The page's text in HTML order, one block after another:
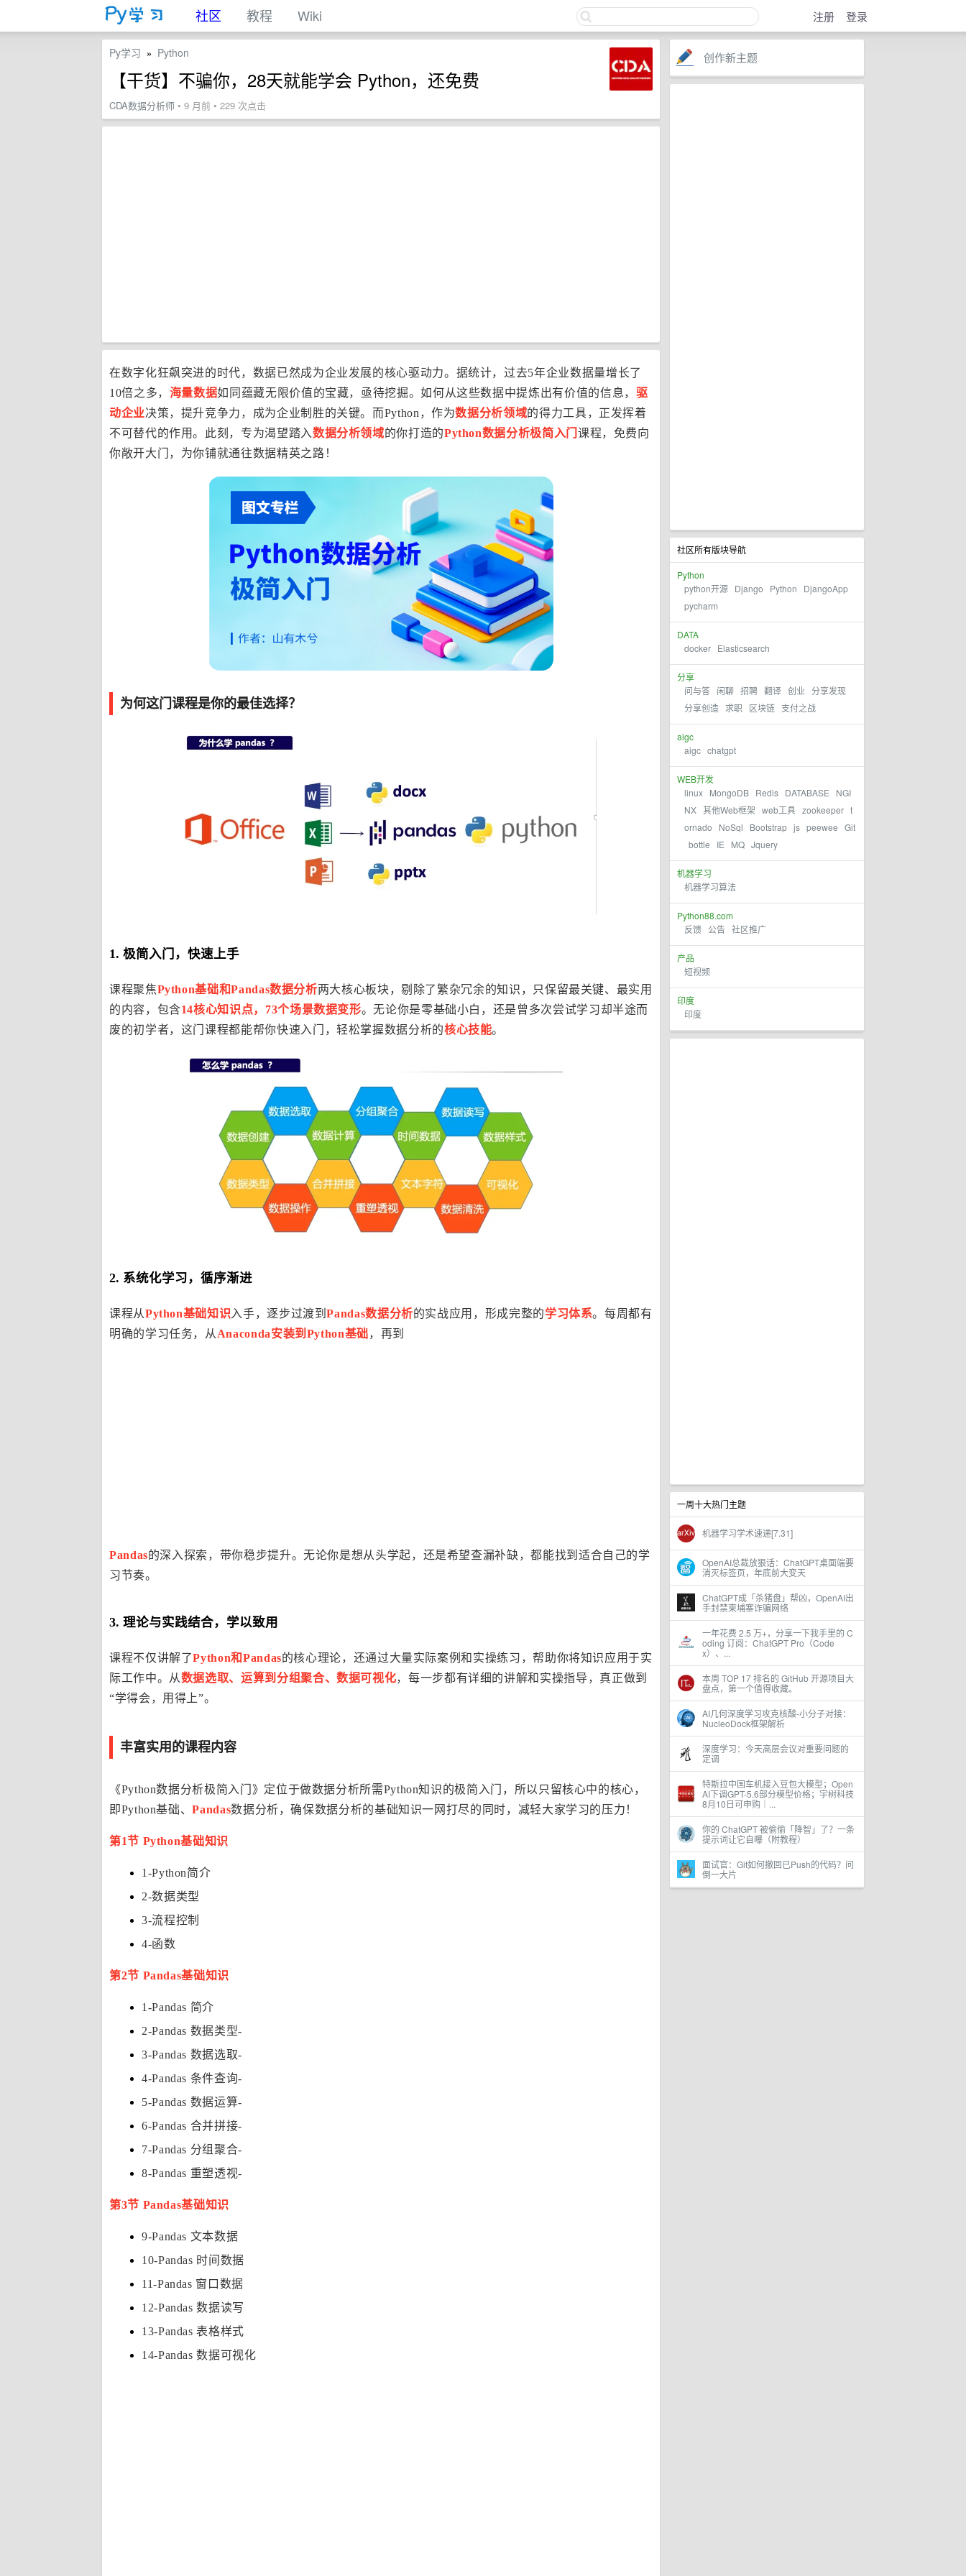
社区 教程 Wiki 注册 登录
创作新主题
社区所有版块导航
Python
python开源 Django Python
DjangoApp
pycharm
DATA
docker Elasticsearch
分享
问与答 闲聊 招聘 翻译 创业 分享发现
分享创造 求职 区块链 支付之战
aigc
aigc chatgpt
WEB开发
linux MongoDB Redis DATABASE
NGI
NX 其他Web框架 web工具 zookeeper t
ornado
NoSql Bootstrap js peewee Git
bottle
IE MQ Jquery
机器学习
机器学习算法
Python88.com
反馈 公告 社区推广
产品
短视频
印度
印度
一周十大热门主题
机器学习学术速递[7.31]
OpenAI总裁放狠话：ChatGPT桌面端要
消灭标签页，年底前大变天
ChatGPT成「杀猪盘」帮凶，OpenAI出
手封禁柬埔寨诈骗网络
一年花费 2.5 万+，分享一下我手里的 C
oding 订阅：ChatGPT Pro（Code
x）、...
本周 TOP 17 排名的 GitHub 开源项目大
盘点，第一个值得收藏。
AI几何深度学习攻克核酸-小分子对接：
NucleoDock框架解析
深度学习：今天高层会议对重要问题的
定调
特斯拉中国车机接入豆包大模型；Open
AI下调GPT-5.6部分模型价格；宇树科技
8月10日可申购｜...
你的 ChatGPT 被偷偷「降智」了？一条
提示词让它自曝（附教程）
面试官：Git如何撤回已Push的代码？问
倒一大片
Py学习 » Python
【干货】不骗你，28天就能学会 Python，还免费
CDA数据分析师 • 9 月前 • 229 次点击
在数字化狂飙突进的时代，数据已然成为企业发展的核心驱动力。据统计，过去5年企业数据量增长了
10倍之多， 海量数据如同蕴藏无限价值的宝藏，亟待挖掘。如何从这些数据中提炼出有价值的信息， 驱
动企业决策，提升竞争力，成为企业制胜的关键。而Python，作为数据分析领域的得力工具，正发挥着
不可替代的作用。此刻，专为渴望踏入数据分析领域的你打造的Python数据分析极简入门 课程，免费向
你敞开大门，为你铺就通往数据精英之路！
为何这门课程是你的最佳选择？
1. 极简入门，快速上手
课程聚焦Python基础和Pandas数据分析两大核心板块，剔除了繁杂冗余的知识，只保留最关键、最实用
的内容，包含14核心知识点，73个场景数据变形。无论你是零基础小白，还是曾多次尝试学习却半途而
废的初学者，这门课程都能帮你快速入门，轻松掌握数据分析的核心技能。
2. 系统化学习，循序渐进
课程从Python基础知识 入手，逐步过渡到Pandas数据分析的实战应用，形成完整的学习体系。每周都有
明确的学习任务，从 Anaconda安装到Python基础，再到
Pandas的深入探索，带你稳步提升。无论你是想从头学起，还是希望查漏补缺，都能找到适合自己的学
习节奏。
3. 理论与实践结合，学以致用
课程不仅讲解了Python和Pandas的核心理论，还通过大量实际案例和实操练习，帮助你将知识应用于实
际工作中。从数据选取、运算到分组聚合、数据可视化，每一步都有详细的讲解和实操指导，真正做到
“学得会，用得上”。
丰富实用的课程内容
《Python数据分析极简入门》定位于做数据分析所需Python知识的极简入门，所以只留核心中的核心，
即Python基础、Pandas数据分析，确保数据分析的基础知识一网打尽的同时，减轻大家学习的压力！
第1节 Python基础知识
1-Python简介
2-数据类型
3-流程控制
4-函数
第2节 Pandas基础知识
1-Pandas 简介
2-Pandas 数据类型-
3-Pandas 数据选取-
4-Pandas 条件查询-
5-Pandas 数据运算-
6-Pandas 合并拼接-
7-Pandas 分组聚合-
8-Pandas 重塑透视-
第3节 Pandas基础知识
9-Pandas 文本数据
10-Pandas 时间数据
11-Pandas 窗口数据
12-Pandas 数据读写
13-Pandas 表格样式
14-Pandas 数据可视化